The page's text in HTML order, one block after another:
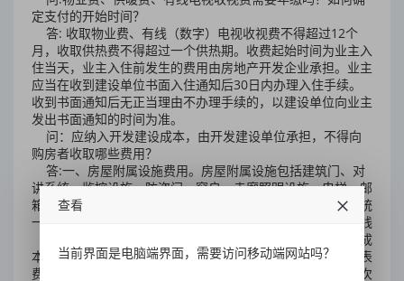
定支付的开始时间？
答: 收取物业费、有线（数字）电视收视费不得超过12个
月，收取供热费不得超过一个供热期。收费起始时间为业主入
住当天，业主入住前发生的费用由房地产开发企业承担。业主
应当在收到建设单位书面入住通知后30日内办理入住手续。
收到书面通知后无正当理由不办理手续的，以建设单位向业主
发出书面通知的时间为准。
问：应纳入开发建设成本，由开发建设单位承担，不得向
购房者收取哪些费用？
答:一、房屋附属设施费用。房屋附属设施包括建筑门、对
讲系统、监控设施、防盗门、窗户、走廊照明设施、电梯、邮
箱等所有附属设施。第二，垄断企业收费。房地产开发企业统
一组织建设社区规划范围内的供水、供电、供气、供热、有线
（数字）电视、电信安装项目，成本计入商品房开发建设总成
本。不得向购房者收取水表费、电表费、煤气安装费、煤气表
费、热表费、有线电视初装费、通信设施费等相关费用。二次
查看
当前界面是电脑端界面，需要访问移动端网站吗？